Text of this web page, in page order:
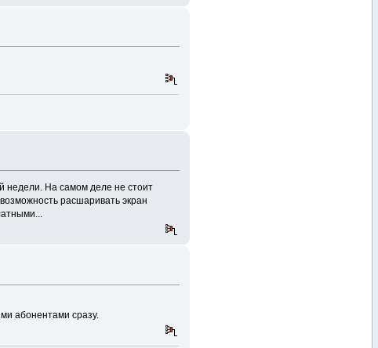
недели. На самом деле не стоит
расшаривать экран
абонентами сразу.